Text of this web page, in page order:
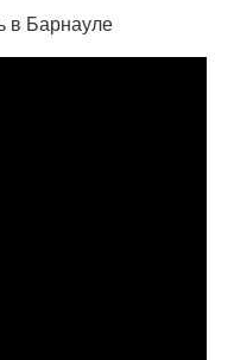
в Барнауле